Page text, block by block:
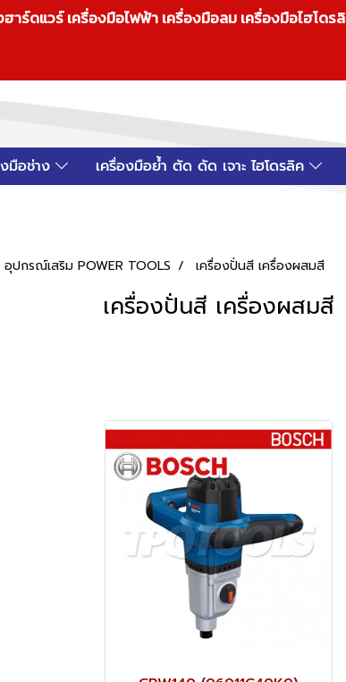
ร์ดแวร์ เครื่องมือไฟฟ้า เครื่องมือลม เครื่องมือไฮโ
มือช่าง เครื่องมือย้ำ ตัด ดัด เจาะ ไฮโดรลิค
ปกรณ์เสริม POWER TOOLS เครื่องปั่นสี เครื่องผสมสี
เครื่องปั่นสี เครื่องผสมสี